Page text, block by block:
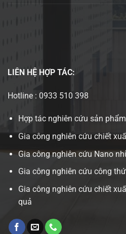
LIÊN HỆ HỢP TÁC:
Hotline : 0933 510 398
Hợp tác nghiên cứu sản
Gia công nghiên cứu chiết
Gia công nghiên cứu Nano
Gia công nghiên cứu công
Gia công nghiên cứu chiết
quả